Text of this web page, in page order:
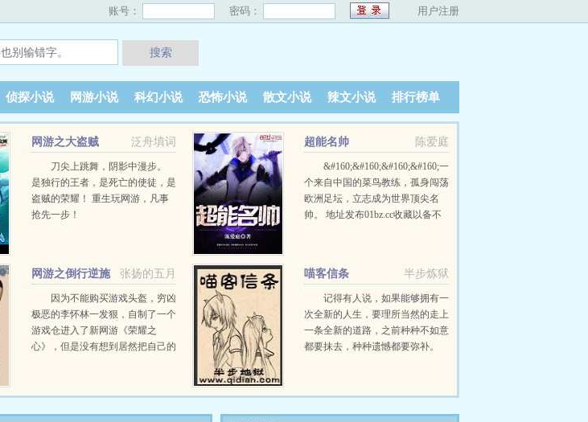
账号： 密码： 用户注册
搜索
侦探小说 网游小说 科幻小说 恐怖小说 散文小说 辣文小说 排行榜单
泛舟填词
网游之大盗贼
刀尖上跳舞，阴影中漫步。
是独行的王者，是死亡的使徒，是
盗贼的荣耀！ 重生玩网游，凡事
抢先一步！
————————————————————————————————
由意志的结果。 我从来没有被任
何人，任何事物所奴役，挟制，连
神也办不到！ 我可以因崇拜，尊
重而向他人低头，但绝不因屈从而
低头！ 读者群：437959140，喜欢
陈爱庭
超能名帅
&#160;&#160;&#160;&#160;一
个来自中国的菜鸟教练，孤身闯荡
欧洲足坛，立志成为世界顶尖名
帅。 地址发布01bz.cc收藏以备不
张扬的五月
网游之倒行逆施
因为不能购买游戏头盔，穷凶
极恶的李怀林一发狠，自制了一个
游戏仓进入了新网游《荣耀之
心》，但是没有想到居然把自己的
务加经验拿钱，他做任务扣经验不
半步炼狱
喵客信条
记得有人说，如果能够拥有一
次全新的人生，要理所当然的走上
一条全新的道路，之前种种不如意
都要抹去，种种遗憾都要弥补。
瘸腿猫的苦楚，更不会理解瘸腿猫